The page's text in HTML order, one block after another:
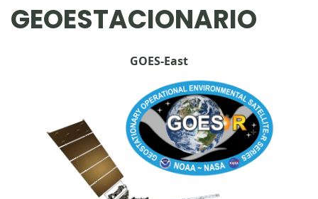
GEOESTACIONARIO
GOES-East